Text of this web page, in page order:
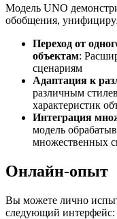
Модель UNO
обобщения,
Переход от
объектам:
сценариям
Адаптация к
различным
характеристик
Интеграция
модель
множественных
Онлайн-опыт
Вы можете лично
следующий интерфейс: